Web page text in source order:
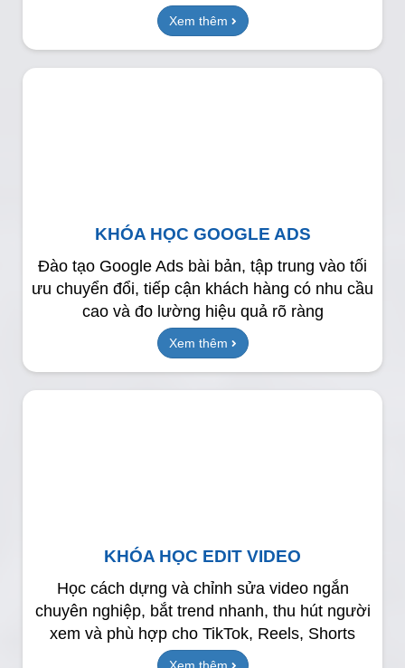
Xem thêm
KHÓA HỌC GOOGLE ADS
Đào tạo Google Ads bài bản, tập trung vào tối
ưu chuyển đổi, tiếp cận khách hàng có nhu cầu
cao và đo lường hiệu quả rõ ràng
Xem thêm
KHÓA HỌC EDIT VIDEO
Học cách dựng và chỉnh sửa video ngắn
chuyên nghiệp, bắt trend nhanh, thu hút người
xem và phù hợp cho TikTok, Reels, Shorts